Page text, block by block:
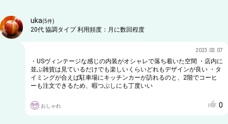
uka(5件)
20代 協調タイプ利用頻度： 月に数回程度
2023.03.07
・USヴィンテージな感じの内装がオシャレで落ち着いた空間 ・店内に
並ぶ雑貨は見ているだけでも楽しいくらいどれもデザインが良い ・タ
イミングが合えば駐車場にキッチンカーが訪れるのと、2階でコーヒ
ーも注文できるため、暇つぶしにも丁度いい
おしゃれ 0